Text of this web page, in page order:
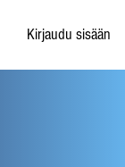
Kirjaudu sisään